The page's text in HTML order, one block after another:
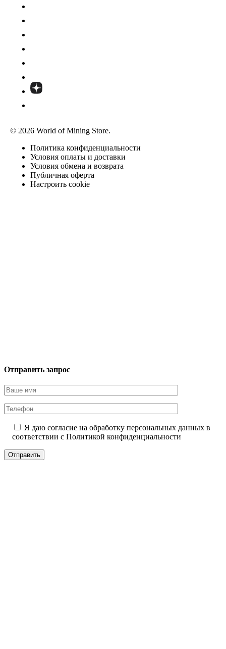
© 2026 World of Mining Store.
Политика конфиденциальности
Условия оплаты и доставки
Условия обмена и возврата
Публичная оферта
Настроить cookie
Отправить запрос
Я даю согласие на обработку персональных данных в
соответствии с Политикой конфиденциальности